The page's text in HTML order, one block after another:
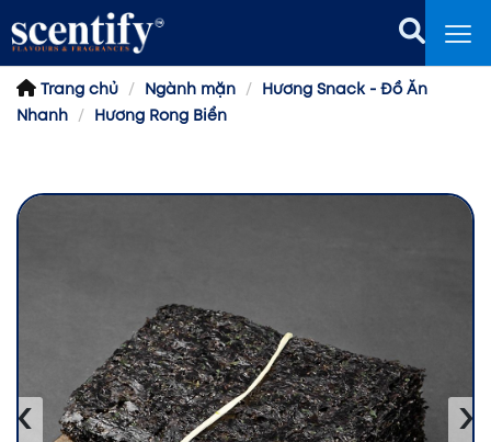
Trang chủ Ngành mặn
Hương Snack - Đồ Ăn
Nhanh
Hương Rong Biển
‹ ›